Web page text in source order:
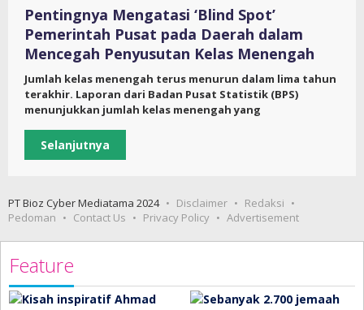
Pentingnya Mengatasi ‘Blind Spot’
Pemerintah Pusat pada Daerah dalam
Mencegah Penyusutan Kelas Menengah
Jumlah kelas menengah terus menurun dalam lima tahun
terakhir. Laporan dari Badan Pusat Statistik (BPS)
menunjukkan jumlah kelas menengah yang
Selanjutnya
PT Bioz Cyber Mediatama 2024 Disclaimer
Redaksi
Pedoman
Contact Us Privacy Policy Advertisement
Feature